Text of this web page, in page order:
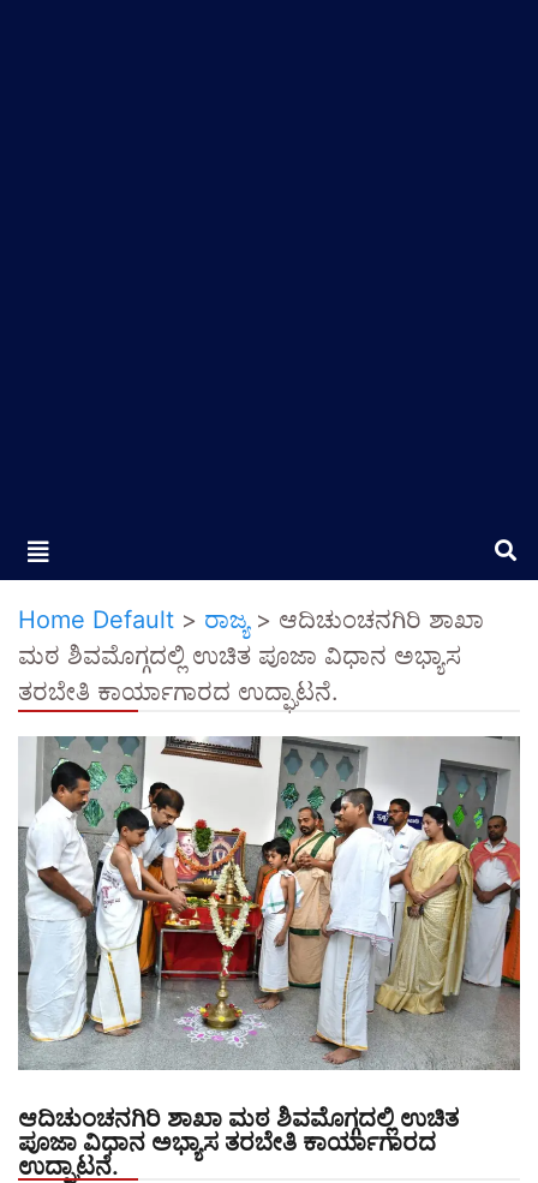
Home Default > ರಾಜ್ಯ> ಆದಿಚುಂಚನಗಿರಿ ಶಾಖಾ
ಮಠ ಶಿವಮೊಗ್ಗದಲ್ಲಿ ಉಚಿತ ಪೂಜಾ ವಿಧಾನ ಅಭ್ಯಾಸ
ತರಬೇತಿ ಕಾರ್ಯಾಗಾರದ ಉದ್ಘಾಟನೆ.
ಆದಿಚುಂಚನಗಿರಿ ಶಾಖಾ ಮಠ ಶಿವಮೊಗ್ಗದಲ್ಲಿ ಉಚಿತ
ಪೂಜಾ ವಿಧಾನ ಅಭ್ಯಾಸ ತರಬೇತಿ ಕಾರ್ಯಾಗಾರದ
ಉದ್ಘಾಟನೆ.